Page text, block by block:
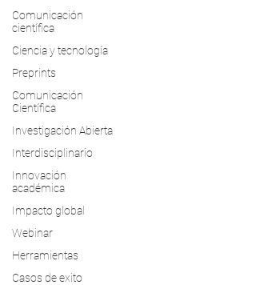
Comunicación
científica
Ciencia y tecnología
Preprints
Comunicación
Científica
Investigación Abierta
Interdisciplinario
Innovación
académica
Impacto global
Webinar
Herramientas
Casos de exito